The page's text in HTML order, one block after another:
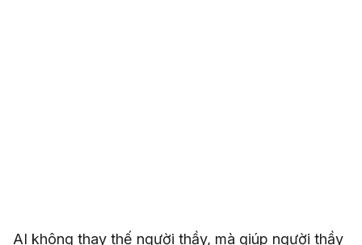
AI không thay thế người thầy, mà giúp người thầy